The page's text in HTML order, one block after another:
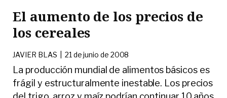
El aumento de los precios de
los cereales
JAVIER BLAS |21 de junio de 2008
La producción mundial de alimentos básicos es
frágil y estructuralmente inestable. Los precios